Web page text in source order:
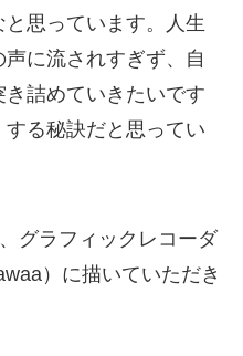
思っています。人生
に流されすぎず、自
詰めていきたいです
る秘訣だと思ってい
グラフィックレコーダ
）に描いていただき